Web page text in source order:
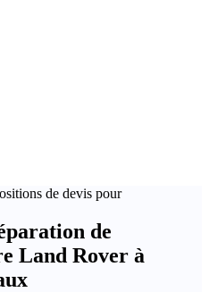
de devis pour
de
Land Rover à